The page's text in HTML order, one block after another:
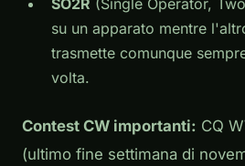
SO2R (Single Operator,
su un apparato mentre
trasmette comunque
volta.
Contest CW importanti: CQ
(ultimo fine settimana di